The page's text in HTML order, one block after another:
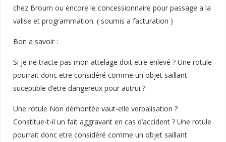
chez Broum ou encore le concessionnaire pour passage a la
valise et programmation. ( soumis a facturation )
Bon a savoir :
Si je ne tracte pas mon attelage doit etre enlevé ? Une rotule
pourrait donc etre considéré comme un objet saillant
suceptible d’etre dangereux pour autrui ?
Une rotule Non démontée vaut-elle verbalisation ?
Constitue-t-il un fait aggravant en cas d’accident ? Une rotule
pourrait donc etre considéré comme un objet saillant